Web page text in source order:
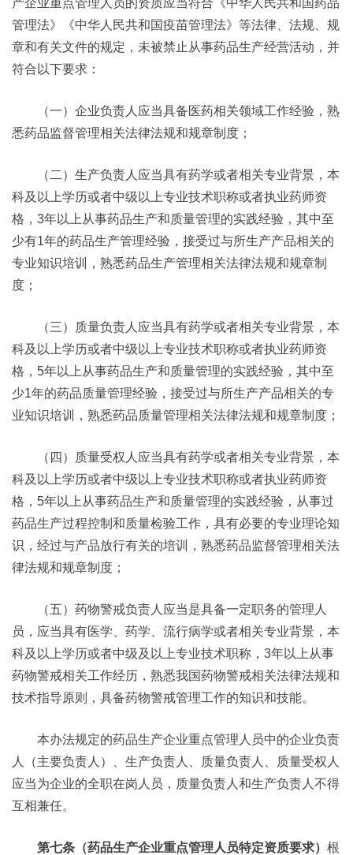
产企业重点管理人员的资质应当符合《中华人民共和国药品
管理法》《中华人民共和国疫苗管理法》等法律、法规、规
章和有关文件的规定，未被禁止从事药品生产经营活动，并
符合以下要求：
（一）企业负责人应当具备医药相关领域工作经验，熟
悉药品监督管理相关法律法规和规章制度；
（二）生产负责人应当具有药学或者相关专业背景，本
科及以上学历或者中级以上专业技术职称或者执业药师资
格，3年以上从事药品生产和质量管理的实践经验，其中至
少有1年的药品生产管理经验，接受过与所生产产品相关的
专业知识培训，熟悉药品生产管理相关法律法规和规章制
度；
（三）质量负责人应当具有药学或者相关专业背景，本
科及以上学历或者中级以上专业技术职称或者执业药师资
格，5年以上从事药品生产和质量管理的实践经验，其中至
少1年的药品质量管理经验，接受过与所生产产品相关的专
业知识培训，熟悉药品质量管理相关法律法规和规章制度；
（四）质量受权人应当具有药学或者相关专业背景，本
科及以上学历或者中级以上专业技术职称或者执业药师资
格，5年以上从事药品生产和质量管理的实践经验，从事过
药品生产过程控制和质量检验工作，具有必要的专业理论知
识，经过与产品放行有关的培训，熟悉药品监督管理相关法
律法规和规章制度；
（五）药物警戒负责人应当是具备一定职务的管理人
员，应当具有医学、药学、流行病学或者相关专业背景，本
科及以上学历或者中级及以上专业技术职称，3年以上从事
药物警戒相关工作经历，熟悉我国药物警戒相关法律法规和
技术指导原则，具备药物警戒管理工作的知识和技能。
本办法规定的药品生产企业重点管理人员中的企业负责
人（主要负责人）、生产负责人、质量负责人、质量受权人
应当为企业的全职在岗人员，质量负责人和生产负责人不得
互相兼任。
第七条（药品生产企业重点管理人员特定资质要求） 根